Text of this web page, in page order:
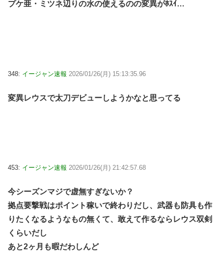
プケ亜・ミツネ辺りの水の使えるのの変異がﾎｽｲ…
348: イージャン速報 2026/01/26(月) 15:13:35.96
変異レウスで太刀デビューしようかなと思ってる
453: イージャン速報 2026/01/26(月) 21:42:57.68
今シーズンマジで虚無すぎないか？
拠点要撃戦はポイント稼いで終わりだし、武器も防具も作
りたくなるようなもの無くて、敢えて作るならレウス双剣
くらいだし
あと2ヶ月も暇だわしんど